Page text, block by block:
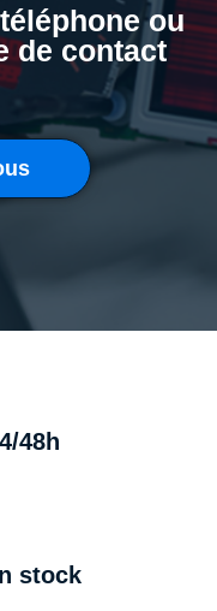
ou
de contact
48h
stock